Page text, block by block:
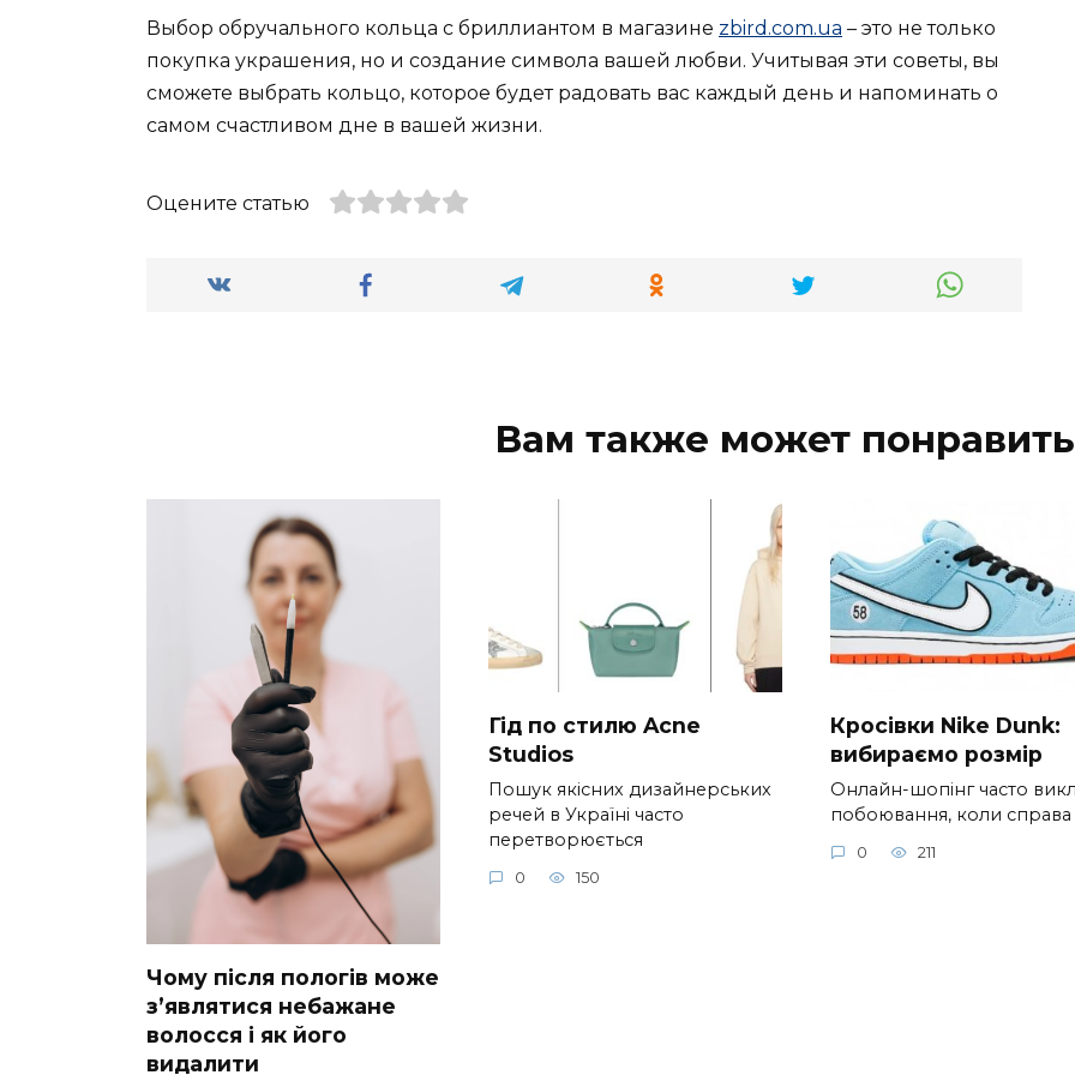
Выбор обручального кольца с бриллиантом в магазине zbird.com.ua – это не только
покупка украшения, но и создание символа вашей любви. Учитывая эти советы, вы
сможете выбрать кольцо, которое будет радовать вас каждый день и напоминать о
самом счастливом дне в вашей жизни.
Оцените статью
Вам также может
Чому після пологів може
з’являтися небажане
волосся і як його
видалити
Гід по стилю Acne
Studios
Пошук якісних дизайнерських
речей в Україні часто
перетворюється
0 150
Кросівки Nike Dunk:
вибираємо розмір
Онлайн-шопінг часто
побоювання, коли справа
0 211